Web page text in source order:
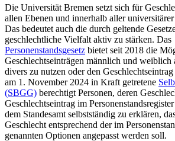
Die Universität Bremen setzt sich für
allen Ebenen und innerhalb aller
Das bedeutet auch die durch geltende
geschlechtliche Vielfalt aktiv zu stärken. Das
Personenstandsgesetz bietet seit 2018 die
Geschlechtseinträgen männlich und weiblich
divers zu nutzen oder den
am 1. November 2024 in Kraft getretene
(SBGG) berechtigt Personen, deren
Geschlechtseintrag im
dem Standesamt selbstständig zu erklären,
Geschlecht entsprechend der im
genannten Optionen angepasst werden soll.